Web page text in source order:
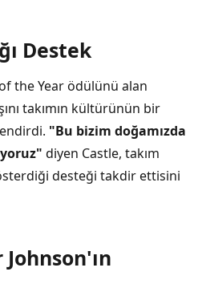
Destek
the Year ödülünü alan
takımın kültürünün bir
"Bu bizim doğamızda
diyen Castle, takım
desteği takdir ettisini